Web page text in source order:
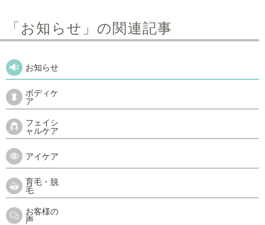
「お知らせ」の関連記事
お知らせ
ボディケ
ア
フェイシ
ャルケア
アイケア
育毛・脱
毛
お客様の
声